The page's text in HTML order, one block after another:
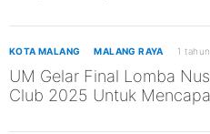
Pangan Nasional
KOTA MALANG MALANG RAYA 1
UM Gelar Final Lomba
Club 2025 Untuk